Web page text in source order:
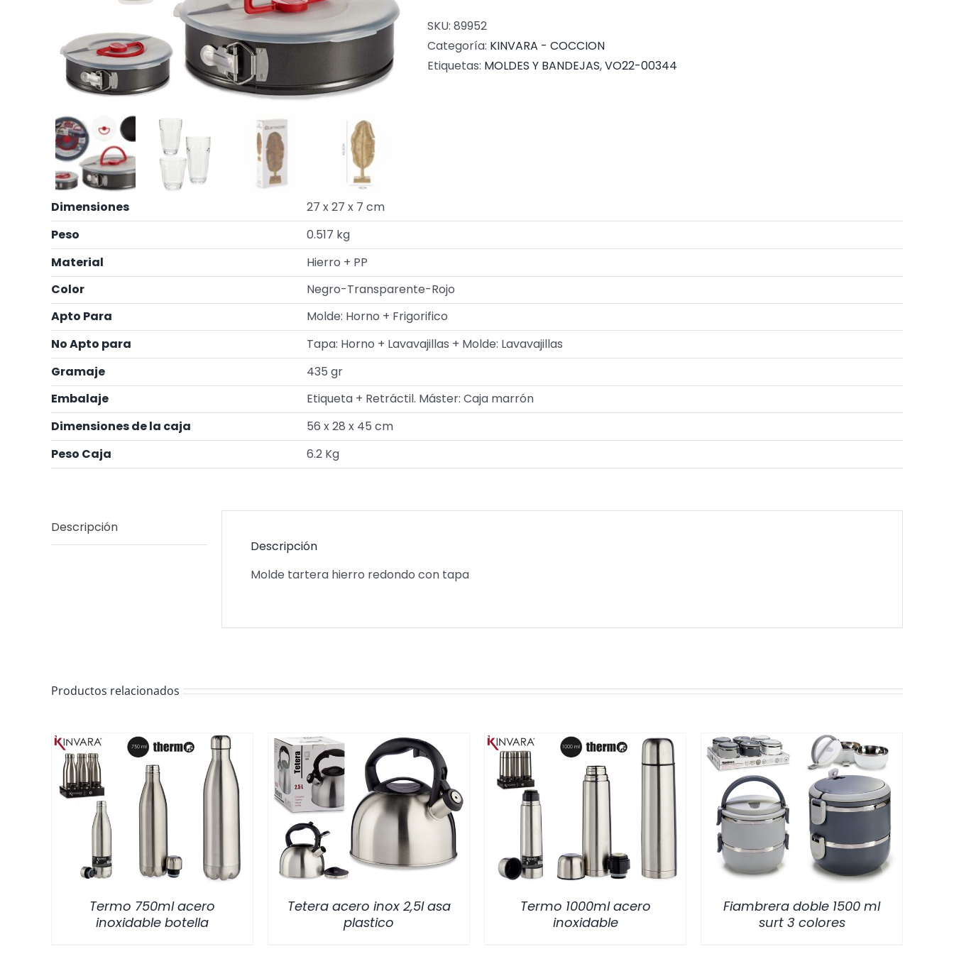
SKU: 89952
Categoría: KINVARA - COCCION
Etiquetas: MOLDES Y BANDEJAS,VO22-00344
Dimensiones
27 x 27 x 7 cm
Peso
0.517 kg
Material
Hierro + PP
Color
Negro-Transparente-Rojo
Apto Para
Molde: Horno + Frigorifico
No Apto para
Tapa: Horno + Lavavajillas + Molde: Lavavajillas
Gramaje
435 gr
Embalaje
Etiqueta + Retráctil. Máster: Caja marrón
Dimensiones de la caja
56 x 28 x 45 cm
Peso Caja
6.2 Kg
Descripción
Descripción
Molde tartera hierro redondo con tapa
Productos relacionados
DETALLES
Termo 750ml acero
inoxidable botella
/ DETALLES
Tetera acero inox 2,5l asa
plastico
DETALLES
Termo 1000ml acero
inoxidable
/ DETALLES
Fiambrera doble 1500 ml
surt 3 colores